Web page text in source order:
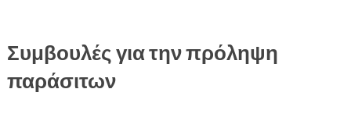
Συμβουλές για την πρόληψη
παράσιτων